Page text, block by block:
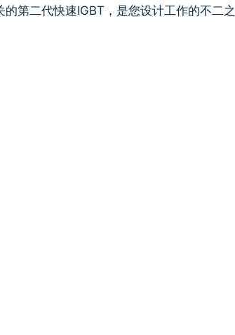
第二代快速IGBT，是您设计工作的不二之